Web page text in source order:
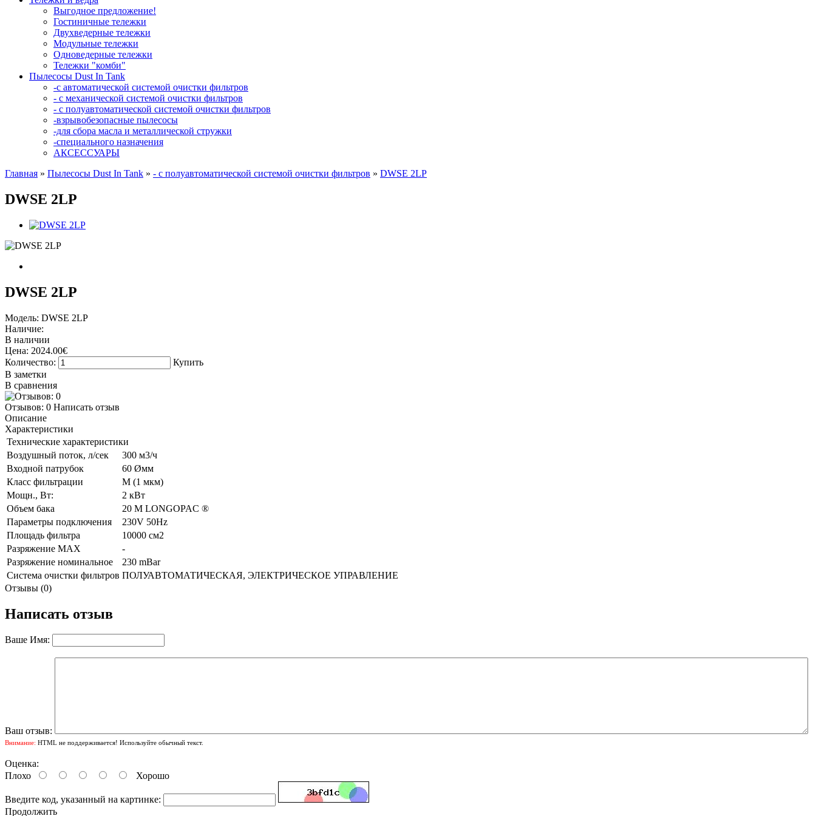
Выгодное предложение!
Гостиничные тележки
Двухведерные тележки
Модульные тележки
Одноведерные тележки
Тележки "комби"
Пылесосы Dust In Tank
-с автоматической системой очистки фильтров
- с механической системой очистки фильтров
- с полуавтоматической системой очистки фильтров
-взрывобезопасные пылесосы
-для сбора масла и металлической стружки
-специального назначения
АКСЕССУАРЫ
Главная » Пылесосы Dust In Tank » - с полуавтоматической системой очистки фильтров » DWSE 2LP
DWSE 2LP
DWSE 2LP
Модель: DWSE 2LP
Наличие:
В наличии
Цена: 2024.00€
Количество:
Купить
В заметки
В сравнения
Отзывов: 0 Написать отзыв
Описание
Характеристики
Технические характеристики
Воздушный поток, л/сек
300 м3/ч
Входной патрубок
60 Øмм
Класс фильтрации
M (1 мкм)
Мощн., Вт:
2 кВт
Объем бака
20 M LONGOPAC ®
Параметры подключения
230V 50Hz
Площадь фильтра
10000 см2
Разряжение МАХ
-
Разряжение номинальное
230 mBar
Система очистки фильтров ПОЛУАВТОМАТИЧЕСКАЯ, ЭЛЕКТРИЧЕСКОЕ УПРАВЛЕНИЕ
Отзывы (0)
Написать отзыв
Ваше Имя:
Ваш отзыв:
Внимание: HTML не поддерживается! Используйте обычный текст.
Оценка:
Плохо
Хорошо
Введите код, указанный на картинке:
Продолжить